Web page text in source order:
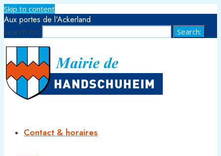
Skip to content
Aux portes de l'Ackerland
Search for: Search:
Contact & horaires